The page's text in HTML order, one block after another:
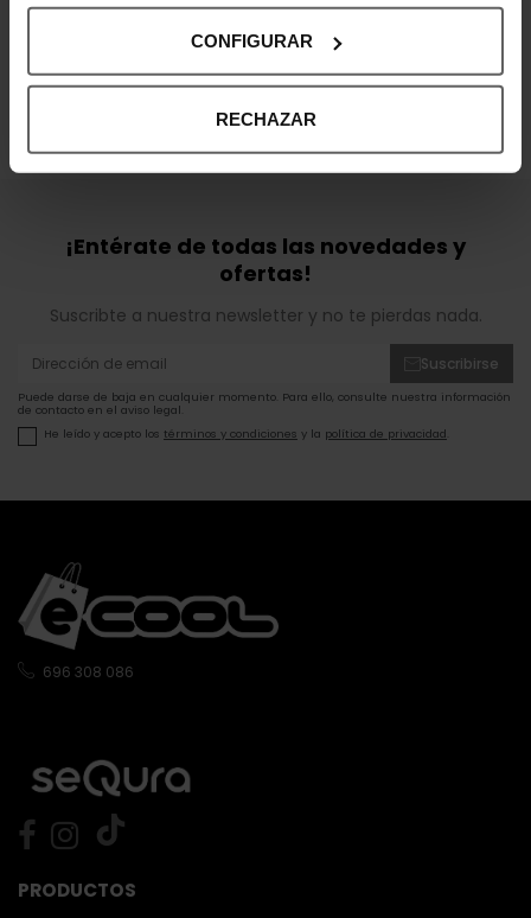
CONFIGURAR
RECHAZAR
INFORMACIÓN ENVÍOS
OPINIONES DE CLIENTES
¡Entérate de todas las novedades y
ofertas!
Suscribte a nuestra newsletter y no te pierdas nada.
Suscribirse
Puede darse de baja en cualquier momento. Para ello, consulte nuestra información
de contacto en el aviso legal.
He leído y acepto los términos y condiciones y la política de privacidad
PRODUCTOS
696 308 086